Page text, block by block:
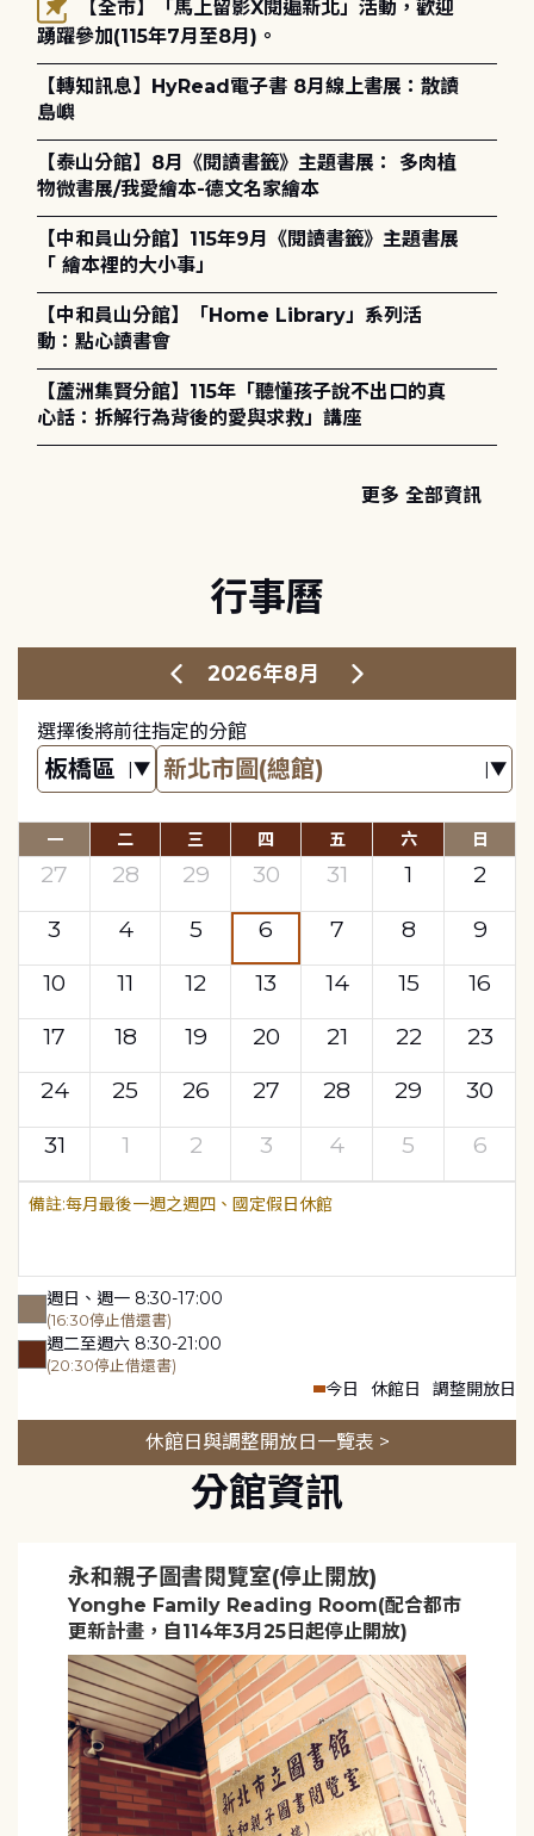
踴躍參加(115年7月至8月)。
【轉知訊息】HyRead電子書 8月線上書展：散讀
島嶼
【泰山分館】8月《閱讀書籤》主題書展： 多肉植
物微書展/我愛繪本-德文名家繪本
【中和員山分館】115年9月《閱讀書籤》主題書展
「 繪本裡的大小事」
【中和員山分館】「Home Library」系列活
動：點心讀書會
【蘆洲集賢分館】115年「聽懂孩子說不出口的真
心話：拆解行為背後的愛與求救」講座
更多 全部資訊
行事曆
2026年8月
選擇後將前往指定的分館
一 二 三 四 五 六 日
27 28 29 30 31 1
2
3
4 5 6 7 8
9
10
11 12 13 14 15
16
17
18 19 20 21 22
23
24
25 26 27 28 29
30
31
1 2 3 4 5 6
每月最後一週之週四、國定假日休館
週日、週一 8:30-17:00
(16:30停止借還書)
週二至週六 8:30-21:00
(20:30停止借還書)
今日 休館日 調整開放日
休館日與調整開放日一覽表 >
分館資訊
永和親子圖書閱覽室(停止開放)
Yonghe Family Reading Room(配合都市
更新計畫，自114年3月25日起停止開放)